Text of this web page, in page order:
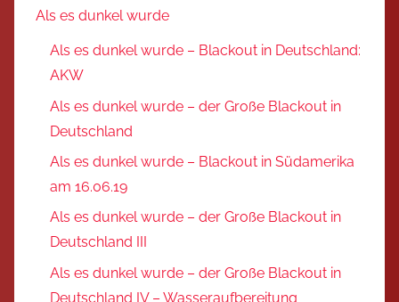
Als es dunkel wurde
Als es dunkel wurde – Blackout in Deutschland:
AKW
Als es dunkel wurde – der Große Blackout in
Deutschland
Als es dunkel wurde – Blackout in Südamerika
am 16.06.19
Als es dunkel wurde – der Große Blackout in
Deutschland III
Als es dunkel wurde – der Große Blackout in
Deutschland IV – Wasseraufbereitung